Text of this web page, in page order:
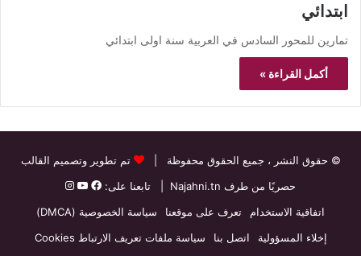
ابتدائي
تمارين للمحور السادس في العربية سنة اولى ابتدائي
أكمل القراءة »
© حقوق النشر ، جميع الحقوق محفوظة |
تم تطوير وتصميم القالب
حصريًا من طرف Najahni.tn | تابعنا على:
اتفاقية الاستخدام
تعرف على موقعنا
سياسة الخصوصية (DMCA)
إخلاء المسؤولية
اتصل بنا سياسة ملفات تعريف الارتباط Cookies